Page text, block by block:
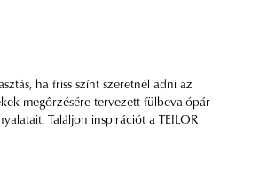
ha friss színt szeretnél adni az
megőrzésére tervezett fülbevalópár
Találjon inspirációt a TEILOR